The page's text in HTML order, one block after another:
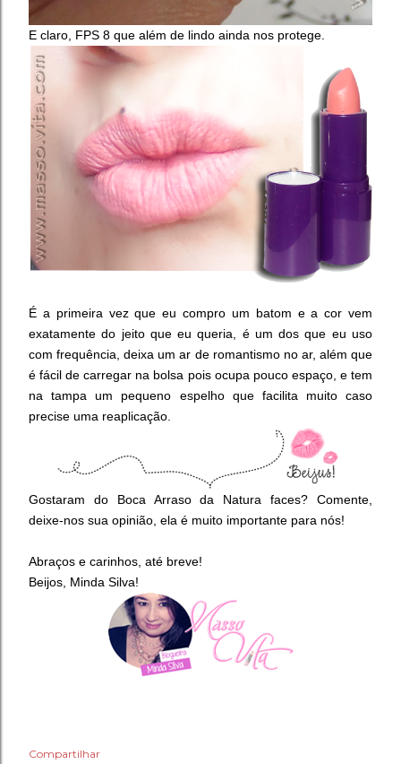
E claro, FPS 8 que além de lindo ainda nos protege.
É a primeira vez que eu compro um batom e a cor vem
exatamente do jeito que eu queria, é um dos que eu uso
com frequência, deixa um ar de romantismo no ar, além que
é fácil de carregar na bolsa pois ocupa pouco espaço, e tem
na tampa um pequeno espelho que facilita muito caso
precise uma reaplicação.
Gostaram do Boca Arraso da Natura faces? Comente,
deixe-nos sua opinião, ela é muito importante para nós!
Abraços e carinhos, até breve!
Beijos, Minda Silva!
Compartilhar